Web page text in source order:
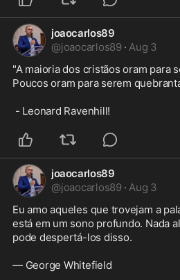
joaocarlos89
@joaocarlos89 · Aug 3
"A maioria dos cristãos oram para
Poucos oram para serem
- Leonard Ravenhill!
joaocarlos89
@joaocarlos89 · Aug 3
Eu amo aqueles que trovejam a
está em um sono profundo. Nada
pode despertá-los disso.
— George Whitefield